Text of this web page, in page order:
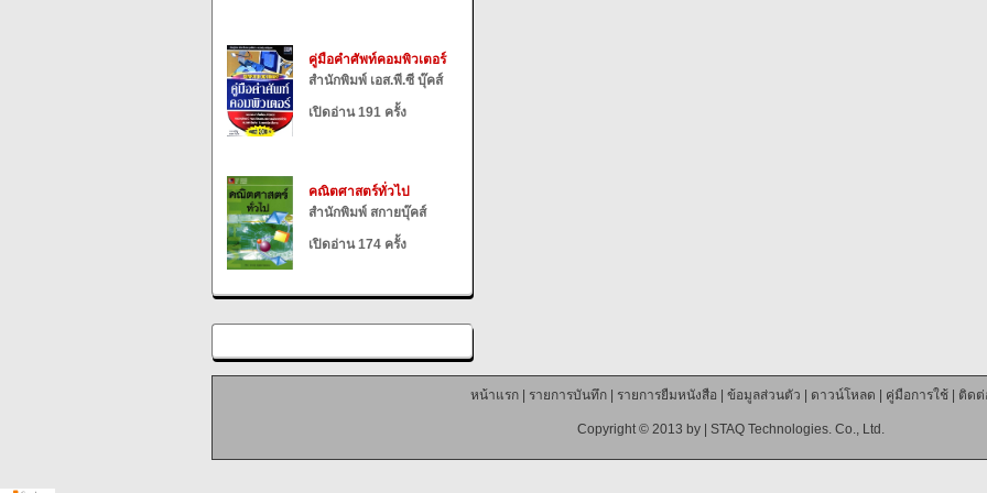
คู่มือคำศัพท์คอมพิวเตอร์
สำนักพิมพ์ เอส.พี.ซี บุ๊คส์
เปิดอ่าน 191 ครั้ง
คณิตศาสตร์ทั่วไป
สำนักพิมพ์ สกายบุ๊คส์
เปิดอ่าน 174 ครั้ง
หน้าแรก| รายการบันทึก| รายการยืมหนังสือ ข้อมูลส่วนตัว ดาวน์โหลด คู่มือการใช้| ติดต่
Copyright © 2013 by | STAQ Technologies. Co., Ltd.